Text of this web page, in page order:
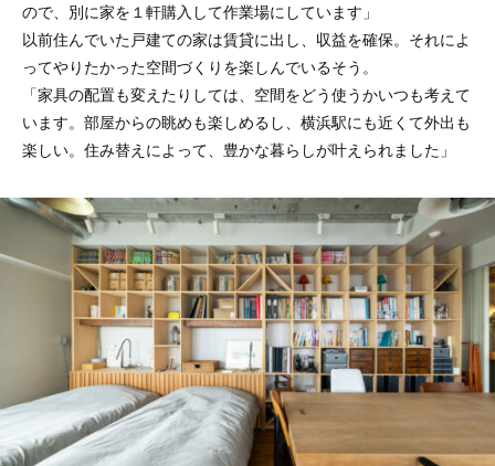
ので、別に家を１軒購入して作業場にしています」
以前住んでいた戸建ての家は賃貸に出し、収益を確保。それによ
ってやりたかった空間づくりを楽しんでいるそう。
「家具の配置も変えたりしては、空間をどう使うかいつも考えて
います。部屋からの眺めも楽しめるし、横浜駅にも近くて外出も
楽しい。住み替えによって、豊かな暮らしが叶えられました」